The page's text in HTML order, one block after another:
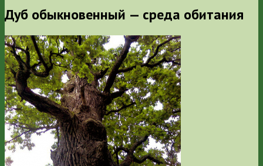
Дуб обыкновенный — среда обитания